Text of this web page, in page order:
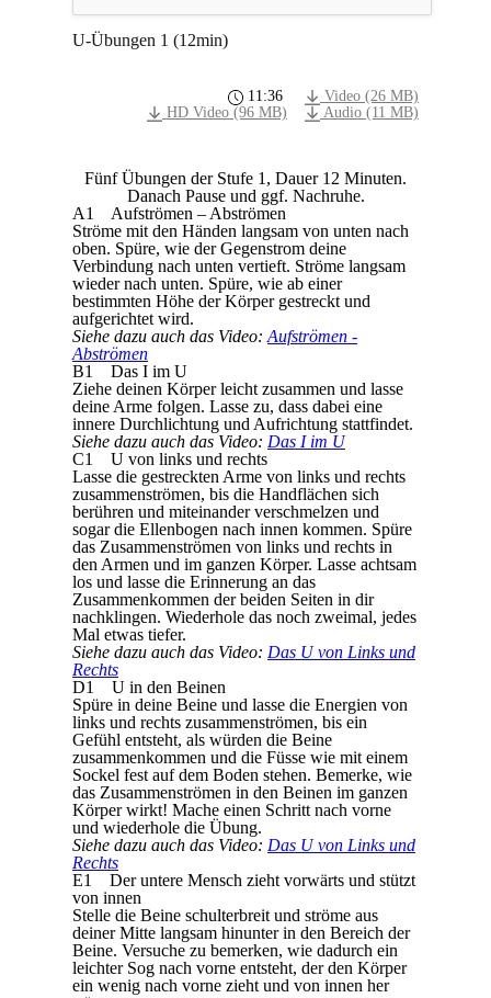
U-Übungen 1 (12min)
11:36
Video (26 MB)
HD Video (96 MB)
Audio (11 MB)
Fünf Übungen der Stufe 1, Dauer 12 Minuten.
Danach Pause und ggf. Nachruhe.
A1 Aufströmen – Abströmen
Ströme mit den Händen langsam von unten nach
oben. Spüre, wie der Gegenstrom deine
Verbindung nach unten vertieft. Ströme langsam
wieder nach unten. Spüre, wie ab einer
bestimmten Höhe der Körper gestreckt und
aufgerichtet wird.
Siehe dazu auch das Video: Aufströmen -
Abströmen
B1 Das I im U
Ziehe deinen Körper leicht zusammen und lasse
deine Arme folgen. Lasse zu, dass dabei eine
innere Durchlichtung und Aufrichtung stattfindet.
Siehe dazu auch das Video: Das I im U
C1 U von links und rechts
Lasse die gestreckten Arme von links und rechts
zusammenströmen, bis die Handflächen sich
berühren und miteinander verschmelzen und
sogar die Ellenbogen nach innen kommen. Spüre
das Zusammenströmen von links und rechts in
den Armen und im ganzen Körper. Lasse achtsam
los und lasse die Erinnerung an das
Zusammenkommen der beiden Seiten in dir
nachklingen. Wiederhole das noch zweimal, jedes
Mal etwas tiefer.
Siehe dazu auch das Video: Das U von Links und
Rechts
D1 U in den Beinen
Spüre in deine Beine und lasse die Energien von
links und rechts zusammenströmen, bis ein
Gefühl entsteht, als würden die Beine
zusammenkommen und die Füsse wie mit einem
Sockel fest auf dem Boden stehen. Bemerke, wie
das Zusammenströmen in den Beinen im ganzen
Körper wirkt! Mache einen Schritt nach vorne
und wiederhole die Übung.
Siehe dazu auch das Video: Das U von Links und
Rechts
E1 Der untere Mensch zieht vorwärts und stützt
von innen
Stelle die Beine schulterbreit und ströme aus
deiner Mitte langsam hinunter in den Bereich der
Beine. Versuche zu bemerken, wie dadurch ein
leichter Sog nach vorne entsteht, der den Körper
ein wenig nach vorne zieht und von innen her